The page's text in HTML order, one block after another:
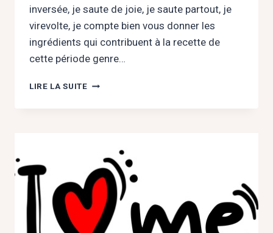
inversée, je saute de joie, je saute partout, je
virevolte, je compte bien vous donner les
ingrédients qui contribuent à la recette de
cette période genre…
LIRE LA SUITEJE
VITALITÉ